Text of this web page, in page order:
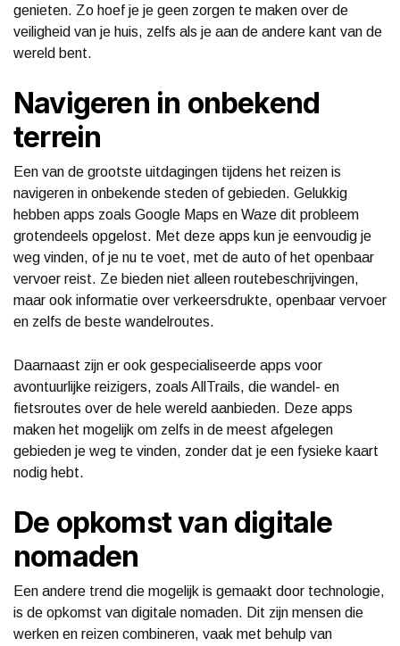
genieten. Zo hoef je je geen zorgen te maken over de
veiligheid van je huis, zelfs als je aan de andere kant van de
wereld bent.
Navigeren in onbekend
terrein
Een van de grootste uitdagingen tijdens het reizen is
navigeren in onbekende steden of gebieden. Gelukkig
hebben apps zoals Google Maps en Waze dit probleem
grotendeels opgelost. Met deze apps kun je eenvoudig je
weg vinden, of je nu te voet, met de auto of het openbaar
vervoer reist. Ze bieden niet alleen routebeschrijvingen,
maar ook informatie over verkeersdrukte, openbaar vervoer
en zelfs de beste wandelroutes.
Daarnaast zijn er ook gespecialiseerde apps voor
avontuurlijke reizigers, zoals AllTrails, die wandel- en
fietsroutes over de hele wereld aanbieden. Deze apps
maken het mogelijk om zelfs in de meest afgelegen
gebieden je weg te vinden, zonder dat je een fysieke kaart
nodig hebt.
De opkomst van digitale
nomaden
Een andere trend die mogelijk is gemaakt door technologie,
is de opkomst van digitale nomaden. Dit zijn mensen die
werken en reizen combineren, vaak met behulp van